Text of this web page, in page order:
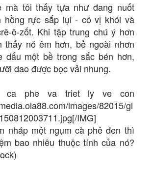
mà tôi thấy tựa như đang nuốt
hồng rực sắp lụi - có vị khói và
ô-zốt. Khi tập trung chú ý hơn
thấy nó êm hơn, bề ngoài nhơn
dấu một bề trong sắc bén hơn,
dao được bọc vải nhung.
ca phe va triet ly ve con
images/82015/gi
IMG]
nháp một ngụm cà phê đen thì
bao nhiêu thuộc tính của nó?